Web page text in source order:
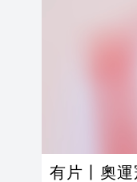
有片丨奧